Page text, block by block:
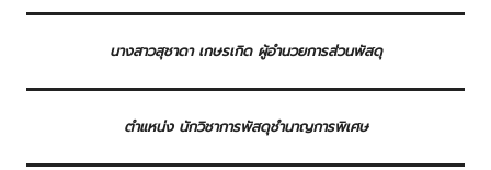
นางสาวสุชาดา เกษรเกิด ผู้อำนวยการส่วนพัสดุ
ตำแหน่ง นักวิชาการพัสดุชำนาญการพิเศษ